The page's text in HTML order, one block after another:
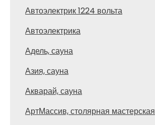
Автоэлектрик 1224 вольта
Автоэлектрика
Адель, сауна
Азия, сауна
Акварай, сауна
АртМассив, столярная мастерская